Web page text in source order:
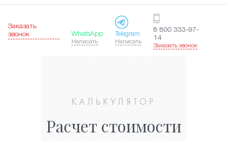
Заказать
звонок
WhatsApp
Написать
Telegram
Написать
8 800 333-97-
14
Заказать звонок
КАЛЬКУЛЯТОР
Расчет стоимости